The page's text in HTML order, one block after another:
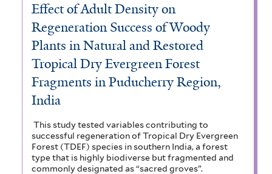
Effect of Adult Density on
Regeneration Success of Woody
Plants in Natural and Restored
Tropical Dry Evergreen Forest
Fragments in Puducherry Region,
India
This study tested variables contributing to
successful regeneration of Tropical Dry Evergreen
Forest (TDEF) species in southern India, a forest
type that is highly biodiverse but fragmented and
commonly designated as “sacred groves”.